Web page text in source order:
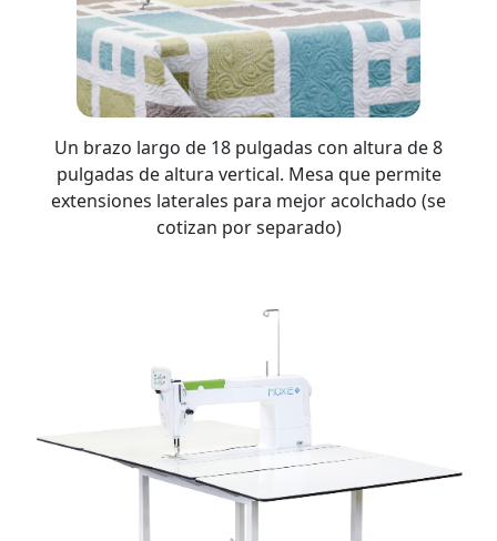
Un brazo largo de 18 pulgadas con altura de 8
pulgadas de altura vertical. Mesa que permite
extensiones laterales para mejor acolchado (se
cotizan por separado)